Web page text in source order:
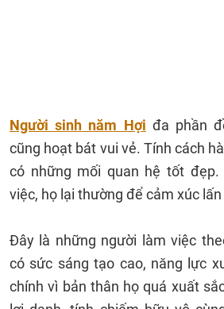
Người sinh năm Hợi đa phần
cũng hoạt bát vui vẻ. Tính cách
có những mối quan hệ tốt đẹp.
việc, họ lại thường để cảm xúc
Đây là những người làm việc
có sức sáng tạo cao, năng lực
chính vì bản thân họ quá xuất